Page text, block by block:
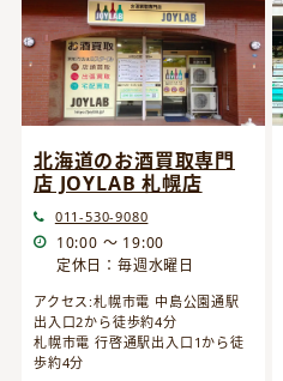
北海道のお酒買取専門
店 JOYLAB 札幌店
011-530-9080
10:00 ～ 19:00
定休日：毎週水曜日
アクセス:札幌市電 中島公園通駅
出入口2から徒歩約4分
札幌市電 行啓通駅出入口1から徒
歩約4分